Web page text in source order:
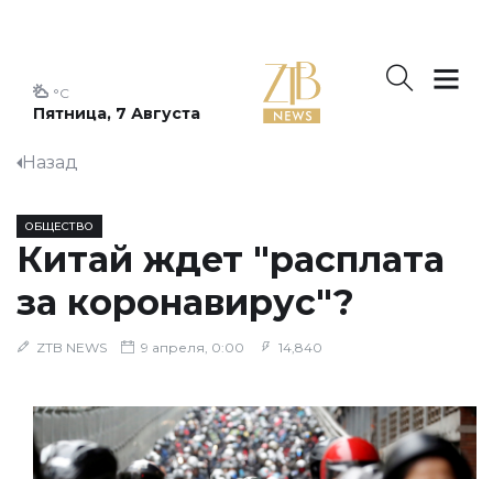
Пятница, 7 Августа
°C
Назад
ОБЩЕСТВО
Китай ждет "расплата
за коронавирус"?
ZTB NEWS 9 апреля, 0:00 14,840